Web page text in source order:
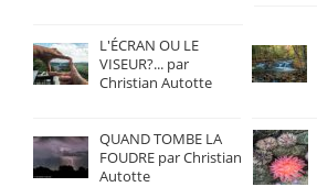
L'ÉCRAN OU LE
VISEUR?... par
Christian Autotte
QUAND TOMBE LA
FOUDRE par Christian
Autotte